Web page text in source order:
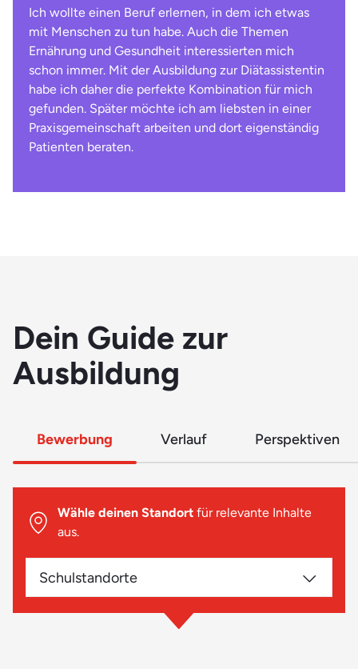
Ich wollte einen Beruf erlernen, in dem ich etwas
mit Menschen zu tun habe. Auch die Themen
Ernährung und Gesundheit interessierten mich
schon immer. Mit der Ausbildung zur Diätassistentin
habe ich daher die perfekte Kombination für mich
gefunden. Später möchte ich am liebsten in einer
Praxisgemeinschaft arbeiten und dort eigenständig
Patienten beraten.
Dein Guide zur
Ausbildung
Bewerbung Verlauf Perspektiven
Wähle deinen Standort für relevante Inhalte
aus.
Schulstandorte